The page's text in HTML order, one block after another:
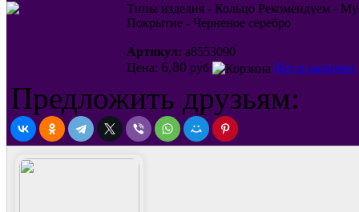
Типы изделия - Кольцо Рекомендуем -
Покрытие - Черненое серебро
Артикул: a8553090
Цена: 6,80 руб Нет в наличии
Предложить друзьям: